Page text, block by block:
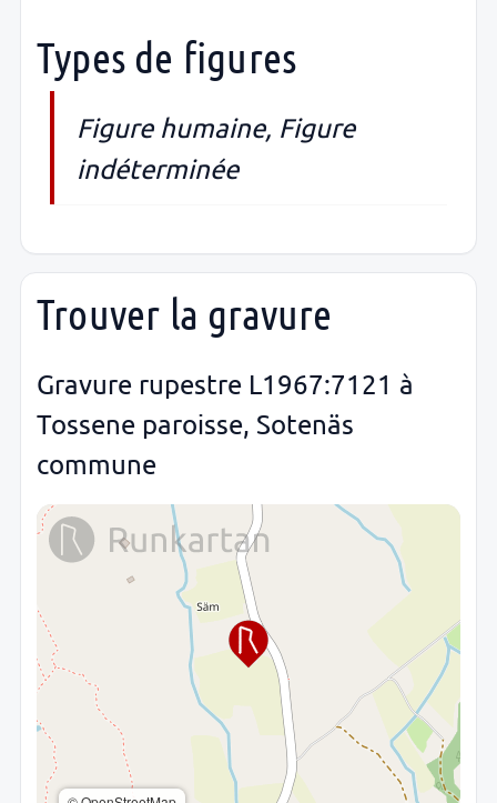
Types de figures
Figure humaine, Figure
indéterminée
Trouver la gravure
Gravure rupestre L1967:7121 à
Tossene paroisse, Sotenäs
commune